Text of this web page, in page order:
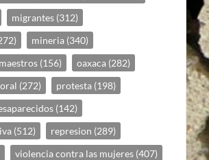
migrantes (312)
mineria (340)
(156) oaxaca (282)
(272) protesta (198)
(142)
(512) represion (289)
violencia contra las mujeres (407)